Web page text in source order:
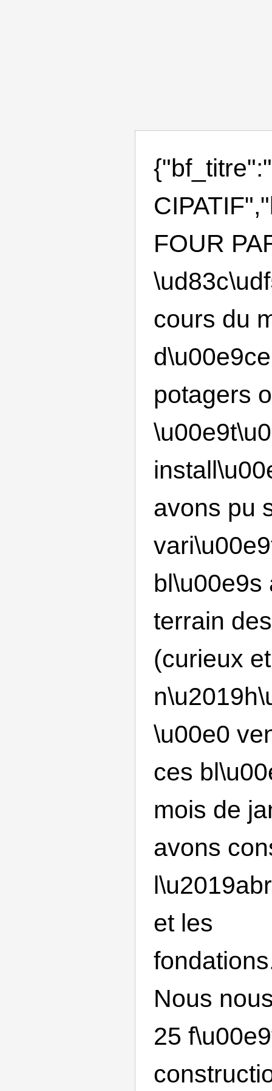
FOUR
cours du
potagers
avons pu
bl\u00e9s
terrain
(curieux
\u00e0
ces
mois de
avons
et les
Nous
25